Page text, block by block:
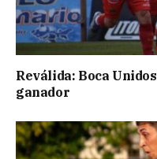
Reválida: Boca
ganador